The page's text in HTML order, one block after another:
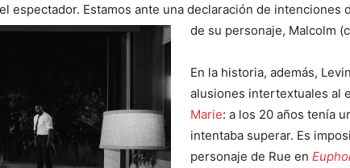
espectador. Estamos ante una declaración de intenciones
de su personaje, Malcolm
En la historia, además,
alusiones intertextuales al
Marie: a los 20 años tenía
intentaba superar. Es
personaje de Rue en